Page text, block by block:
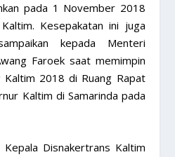
pada 1 November 2018
Kesepakatan ini juga
kepada Menteri
Faroek saat memimpin
2018 di Ruang Rapat
Kaltim di Samarinda pada
Disnakertrans Kaltim